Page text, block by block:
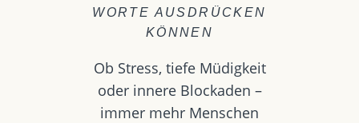
WORTE AUSDRÜCKEN
KÖNNEN
Ob Stress, tiefe Müdigkeit
oder innere Blockaden –
immer mehr Menschen